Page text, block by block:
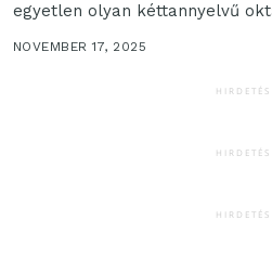
egyetlen olyan kéttannyelvű
NOVEMBER 17, 2025
HIRDETÉS
HIRDETÉS
HIRDETÉS